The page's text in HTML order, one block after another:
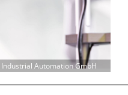
Industrial Automation GmbH